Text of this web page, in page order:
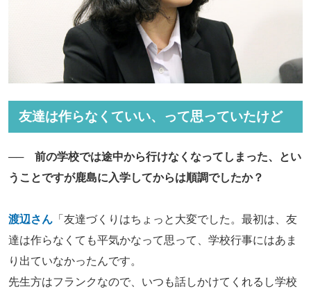
友達は作らなくていい、って思っていたけど
── 前の学校では途中から行けなくなってしまった、とい
うことですが鹿島に入学してからは順調でしたか？
渡辺さん 「友達づくりはちょっと大変でした。最初は、友
達は作らなくても平気かなって思って、学校行事にはあま
り出ていなかったんです。
先生方はフランクなので、いつも話しかけてくれるし学校